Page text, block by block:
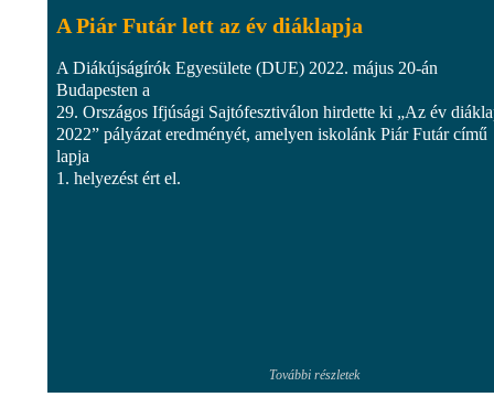
A Piár Futár lett az év diáklapja
A Diákújságírók Egyesülete (DUE) 2022. május 20-án
Budapesten a
29. Országos Ifjúsági Sajtófesztiválon hirdette ki „Az év
2022” pályázat eredményét, amelyen iskolánk Piár Futár című
lapja
1. helyezést ért el.
További részletek